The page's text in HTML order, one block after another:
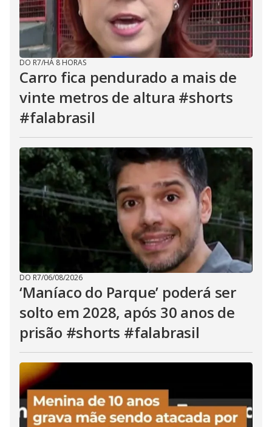
DO R7/HÁ 8 HORAS
Carro fica pendurado a mais de
vinte metros de altura #shorts
#falabrasil
DO R7/06/08/2026
‘Maníaco do Parque’ poderá ser
solto em 2028, após 30 anos de
prisão #shorts #falabrasil